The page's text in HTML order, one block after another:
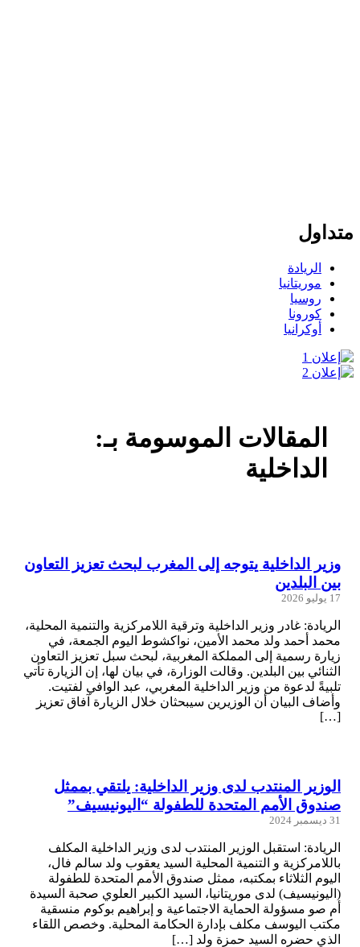
متداول
الريادة
موريتانيا
روسيا
كورونا
أوكرانيا
المقالات الموسومة بـ:
الداخلية
وزير الداخلية يتوجه إلى المغرب لبحث تعزيز التعاون
بين البلدين
17 يوليو 2026
الريادة: غادر وزير الداخلية وترقية اللامركزية والتنمية المحلية،
محمد أحمد ولد محمد الأمين، نواكشوط اليوم الجمعة، في
زيارة رسمية إلى المملكة المغربية، لبحث سبل تعزيز التعاون
الثنائي بين البلدين. وقالت الوزارة، في بيان لها، إن الزيارة تأتي
تلبيةً لدعوة من وزير الداخلية المغربي، عبد الوافي لفتيت.
وأضاف البيان أن الوزيرين سيبحثان خلال الزيارة آفاق تعزيز
[…]
الوزير المنتدب لدى وزير الداخلية: يلتقي بممثل
صندوق الأمم المتحدة للطفولة “اليونيسيف”
31 ديسمبر 2024
الريادة: استقبل الوزير المنتدب لدى وزير الداخلية المكلف
باللامركزية و التنمية المحلية السيد يعقوب ولد سالم فال،
اليوم الثلاثاء بمكتبه، ممثل صندوق الأمم المتحدة للطفولة
(اليونيسيف) لدى موريتانيا، السيد الكبير العلوي صحبة السيدة
أم صو مسؤولة الحماية الاجتماعية و إبراهيم بوكوم منسقية
مكتب اليوسف مكلف بإدارة الحكامة المحلية. وخصص اللقاء
الذي حضره السيد حمزة ولد […]